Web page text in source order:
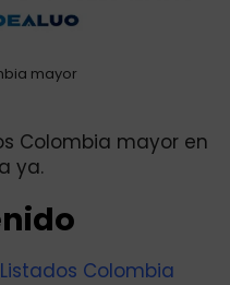
mayor
Colombia mayor en
ya.
Colombia